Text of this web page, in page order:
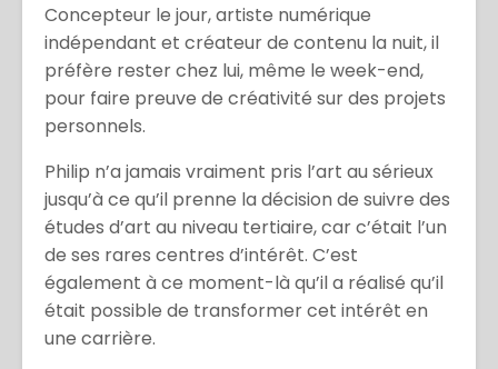
Concepteur le jour, artiste numérique
indépendant et créateur de contenu la nuit, il
préfère rester chez lui, même le week-end,
pour faire preuve de créativité sur des projets
personnels.
Philip n’a jamais vraiment pris l’art au sérieux
jusqu’à ce qu’il prenne la décision de suivre des
études d’art au niveau tertiaire, car c’était l’un
de ses rares centres d’intérêt. C’est
également à ce moment-là qu’il a réalisé qu’il
était possible de transformer cet intérêt en
une carrière.